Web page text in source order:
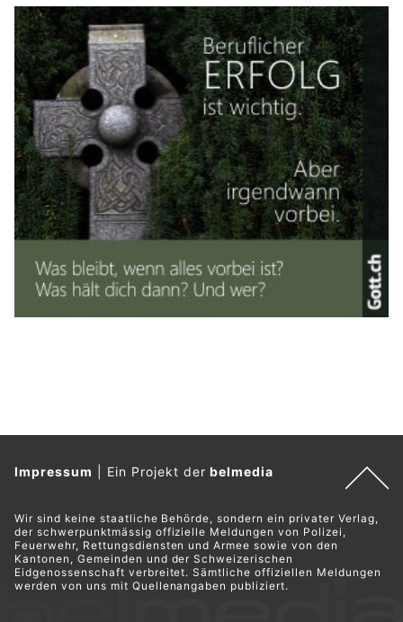
Impressum Ein Projekt derbelmedia
Wir sind keine staatliche Behörde, sondern ein privater Verlag,
der schwerpunktmässig offizielle Meldungen von Polizei,
Feuerwehr, Rettungsdiensten und Armee sowie von den
Kantonen, Gemeinden und der Schweizerischen
Eidgenossenschaft verbreitet. Sämtliche offiziellen Meldungen
werden von uns mit Quellenangaben publiziert.